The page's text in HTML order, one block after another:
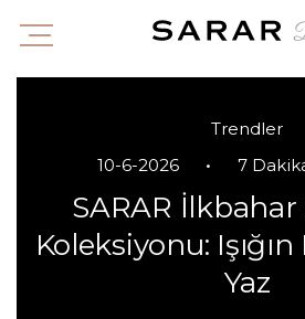
Trendler
10-6-2026
• 7
SARAR İlkbahar
Koleksiyonu:
Yaz